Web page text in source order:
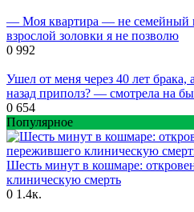
— Моя квартира — не семейный
взрослой золовки я не позволю
0 992
Ушел от меня через 40 лет
назад приполз? — смотрела на
0 654
Популярное
Шесть минут в кошмаре:
клиническую смерть
0 1.4к.